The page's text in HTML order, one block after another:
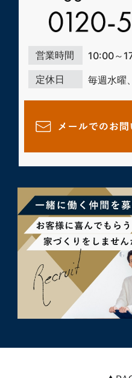
営業時間
10:00～
定休日
毎週水曜